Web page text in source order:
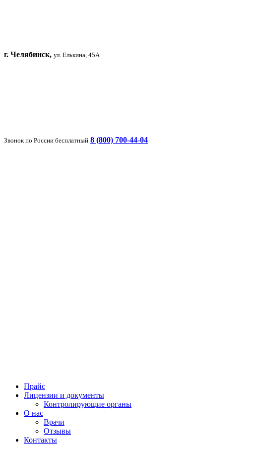
г. Челябинск, ул. Елькина, 45А
Звонок по России бесплатный 8 (800) 700-44-04
Прайс
Лицензии и документы
Контролирующие органы
О нас
Врачи
Отзывы
Контакты